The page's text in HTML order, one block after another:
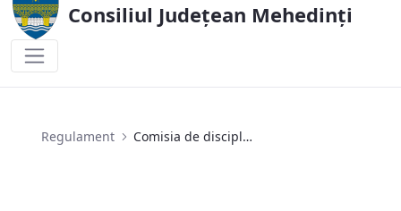
Consiliul Județean Mehedinți
Regulament Comisia de disciplină